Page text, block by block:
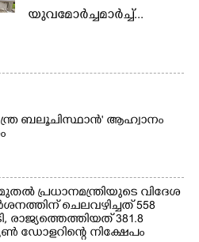
യുവമോർച്ചമാർച്ച്...
ബലൂചിസ്ഥാൻ' ആഹ്വാനം
മുതൽ പ്രധാനമന്ത്രിയുടെ വിദേശ
ചെലവഴിച്ചത് 558
രാജ്യത്തെത്തിയത് 381.8
ഡോളറിന്റെ നിക്ഷേപം